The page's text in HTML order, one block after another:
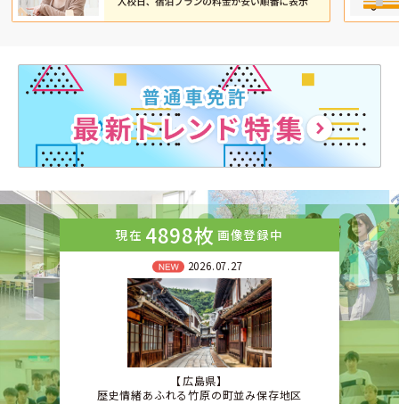
現在 4898枚 画像登録中
2026.07.27
広島県
歴史情緒あふれる竹原の町並み保存地区